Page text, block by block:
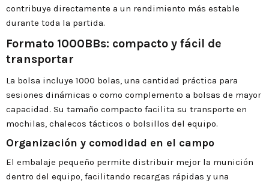
contribuye directamente a un rendimiento más estable
durante toda la partida.
Formato 1000BBs: compacto y fácil de
transportar
La bolsa incluye 1000 bolas, una cantidad práctica para
sesiones dinámicas o como complemento a bolsas de mayor
capacidad. Su tamaño compacto facilita su transporte en
mochilas, chalecos tácticos o bolsillos del equipo.
Organización y comodidad en el campo
El embalaje pequeño permite distribuir mejor la munición
dentro del equipo, facilitando recargas rápidas y una